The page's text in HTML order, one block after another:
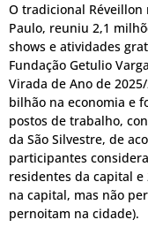
O tradicional Réveillon
Paulo, reuniu 2,1
shows e atividades
Fundação Getulio
Virada de Ano de
bilhão na economia e
postos de trabalho,
da São Silvestre, de
participantes
residentes da capital e
na capital, mas não
pernoitam na cidade).